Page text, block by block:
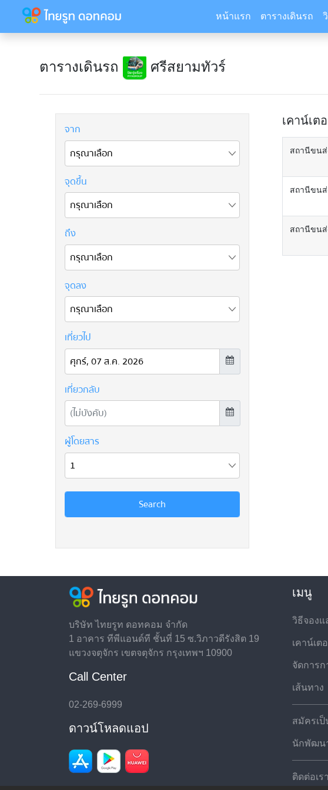
หน้าแรก ตารางเดินรถ
ตารางเดินรถ ศรีสยามทัวร์
เคาน์เต
สถานีขนส่
สถานีขนส่
สถานีขนส่
บริษัท ไทยรูท ดอทคอม จำกัด
1 อาคาร ทีพีแอนด์ที ชั้นที่ 15 ซ.วิภาวดีรังสิต 19
แขวงจตุจักร เขตจตุจักร กรุงเทพฯ 10900
Call Center
02-269-6999
ดาวน์โหลดแอป
เมนู
วิธีจองแ
เคาน์เต
จัดการก
เส้นทาง
สมัครเป็
นักพัฒน
ติดต่อเรา